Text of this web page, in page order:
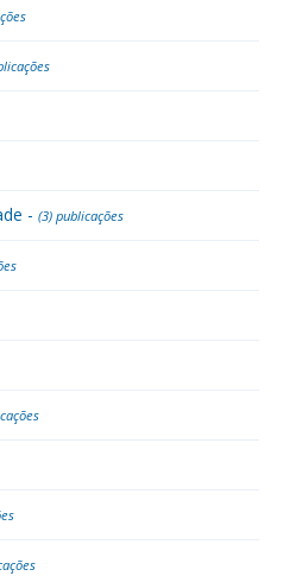
- (3) publicações